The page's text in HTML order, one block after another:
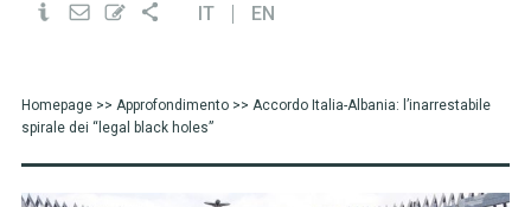
IT EN
Homepage>> Approfondimento>> Accordo Italia-Albania: l’inarrestabile
spirale dei “legal black holes”